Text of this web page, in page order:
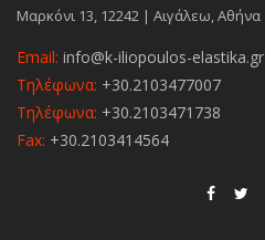
Μαρκόνι 13, 12242 | Αιγάλεω, Αθήνα
Email: info@k-iliopoulos-elastika.gr
Τηλέφωνα: +30.2103477007
Τηλέφωνα: +30.2103471738
Fax: +30.2103414564